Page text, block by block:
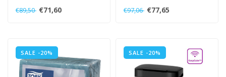
bij drukbezochte sanitaire
€89,50 €71,60 €97,06 €77,65
SALE -20% SALE -20%